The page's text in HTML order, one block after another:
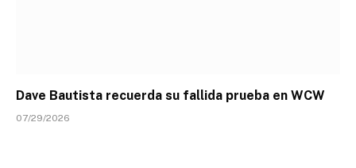
Dave Bautista recuerda su fallida prueba en WCW
07/29/2026